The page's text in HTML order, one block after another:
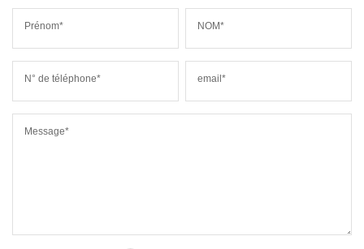
Prénom* NOM*
N° de téléphone* email*
Message*